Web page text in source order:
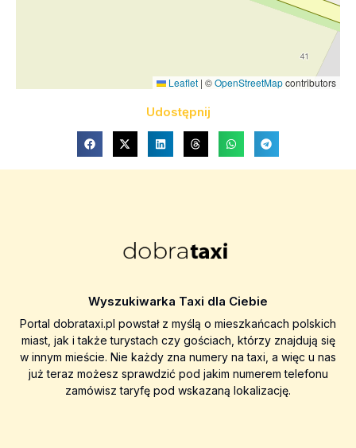
Leaflet | ©OpenStreetMapcontributors
Udostępnij
Wyszukiwarka Taxi dla Ciebie
Portal dobrataxi.pl powstał z myślą o mieszkańcach polskich
miast, jak i także turystach czy gościach, którzy znajdują się
w innym mieście. Nie każdy zna numery na taxi, a więc u nas
już teraz możesz sprawdzić pod jakim numerem telefonu
zamówisz taryfę pod wskazaną lokalizację.